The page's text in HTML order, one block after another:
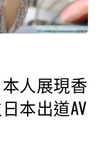
人展現香
本出道AV